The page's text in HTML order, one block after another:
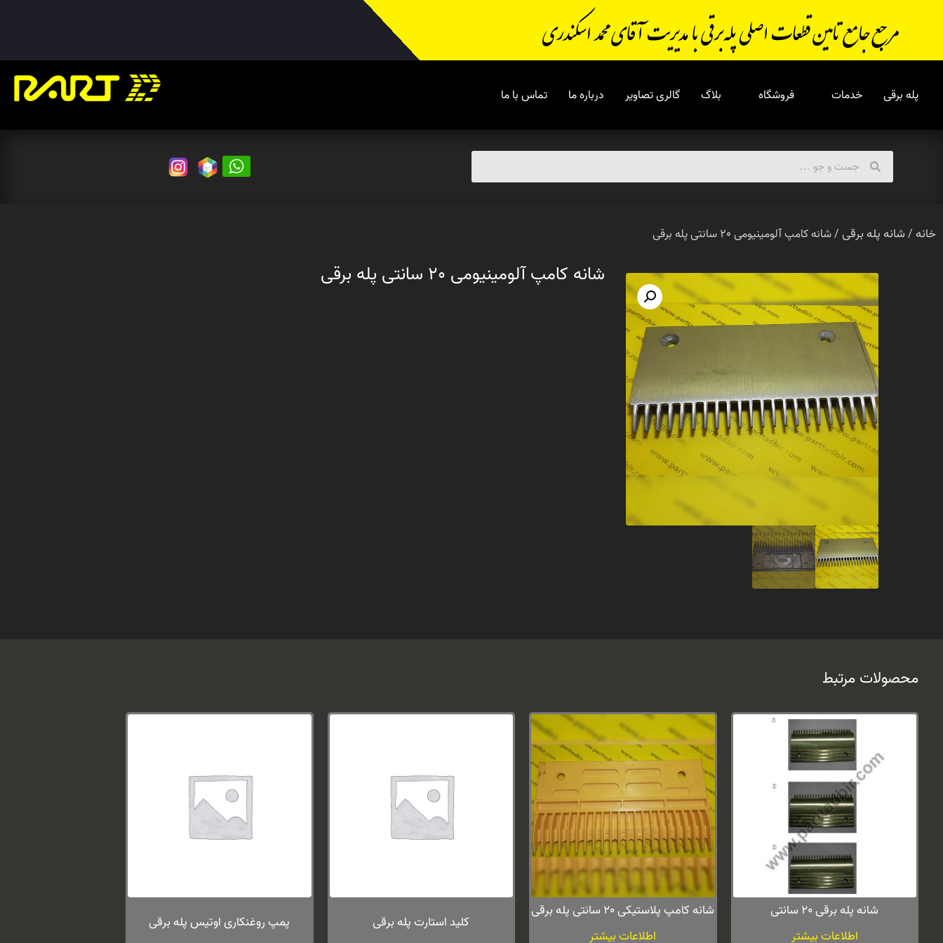
پله برقی خدمات فروشگاه بلاگ گالری تصاویر درباره ما تماس با ما
خانه /شانه پله برقی/ شانه کامپ آلومینیومی 20 سانتی پله برقی
شانه کامپ آلومینیومی 20 سانتی پله برقی
محصولات مرتبط
شانه پله برقی 20 سانتی
اطلاعات بیشتر
شانه کامپ پلاستیکی 20 سانتی پله برقی
اطلاعات بیشتر
کلید استارت پله برقی
پمپ روغنکاری اوتیس پله برقی